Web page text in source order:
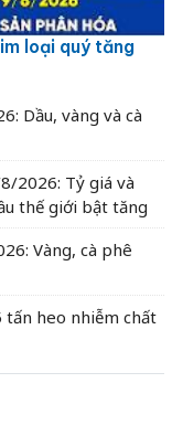
loại quý tăng
Dầu, vàng và cà
2026: Tỷ giá và
thế giới bật tăng
Vàng, cà phê
tấn heo nhiễm chất